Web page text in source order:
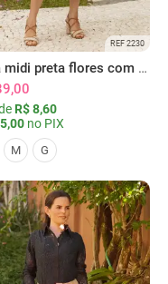
REF 2230
Saia midi preta flores com bolsos
R$ 8,60
no PIX
M G